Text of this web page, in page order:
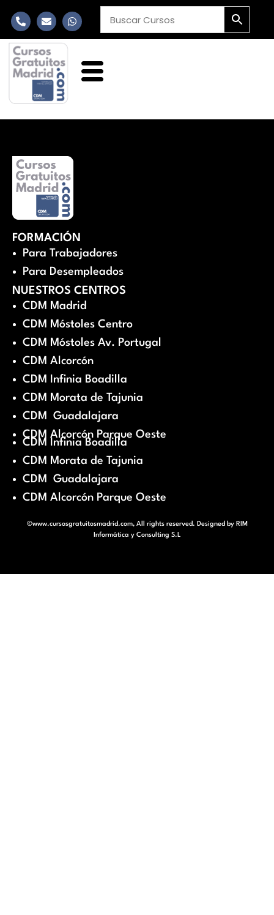
FORMACIÓN
Para Trabajadores
Para Desempleados
NUESTROS CENTROS
CDM Madrid
CDM Móstoles Centro
CDM Móstoles Av. Portugal
CDM Alcorcón
CDM Infinia Boadilla
CDM Morata de Tajunia
CDM Guadalajara
CDM Alcorcón Parque Oeste
CDM Infinia Boadilla
CDM Morata de Tajunia
CDM Guadalajara
CDM Alcorcón Parque Oeste
©www.cursosgratuitosmadrid.com, All rights reserved. Designed by RIM
Informática y Consulting S.L